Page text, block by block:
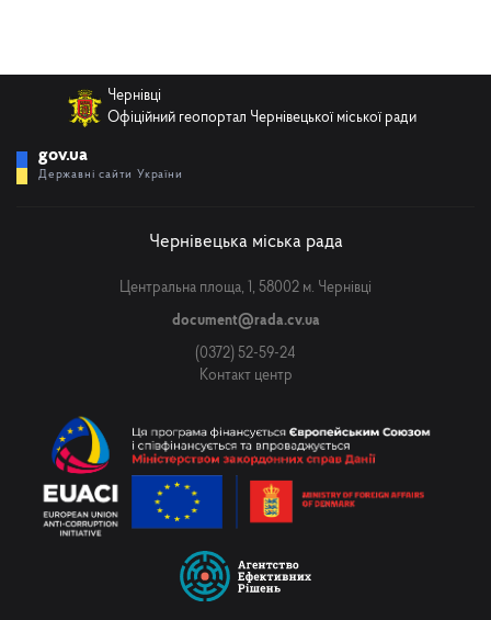
Чернівці
Офіційний геопортал Чернівецької міської ради
gov.ua
Державні сайти України
Чернівецька міська рада
Центральна площа, 1, 58002 м. Чернівці
document@rada.cv.ua
(0372) 52-59-24
Контакт центр